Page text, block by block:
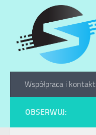
Skip to content
Współpraca i kontakt
OBSERWUJ: